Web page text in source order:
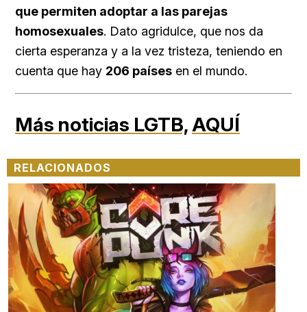
que permiten adoptar a las parejas
homosexuales. Dato agridulce, que nos da
cierta esperanza y a la vez tristeza, teniendo en
cuenta que hay 206 países en el mundo.
Más noticias LGTB,AQUÍ
RELACIONADOS